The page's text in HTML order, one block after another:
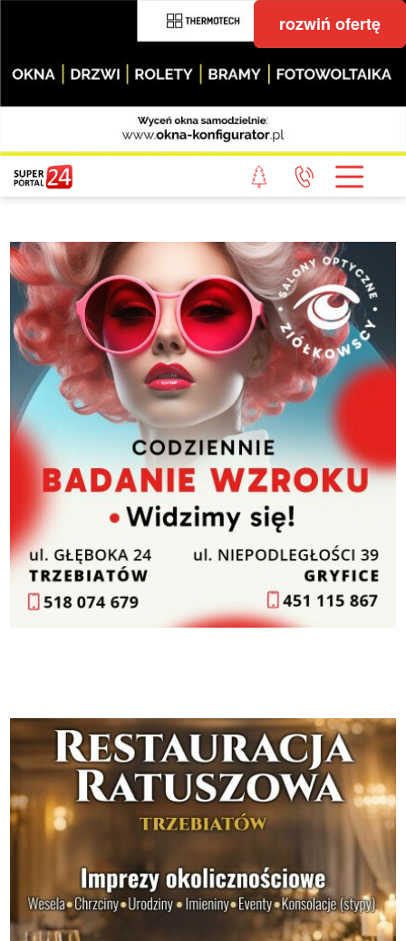
rozwiń ofertę
STRONA GŁÓWNA
POWIAT GRYFICKI
WIADOMOŚCI Z LASU
STUDIO SUPERPORTALU
KONTAKT
REDAKCJA
REGULAMIN